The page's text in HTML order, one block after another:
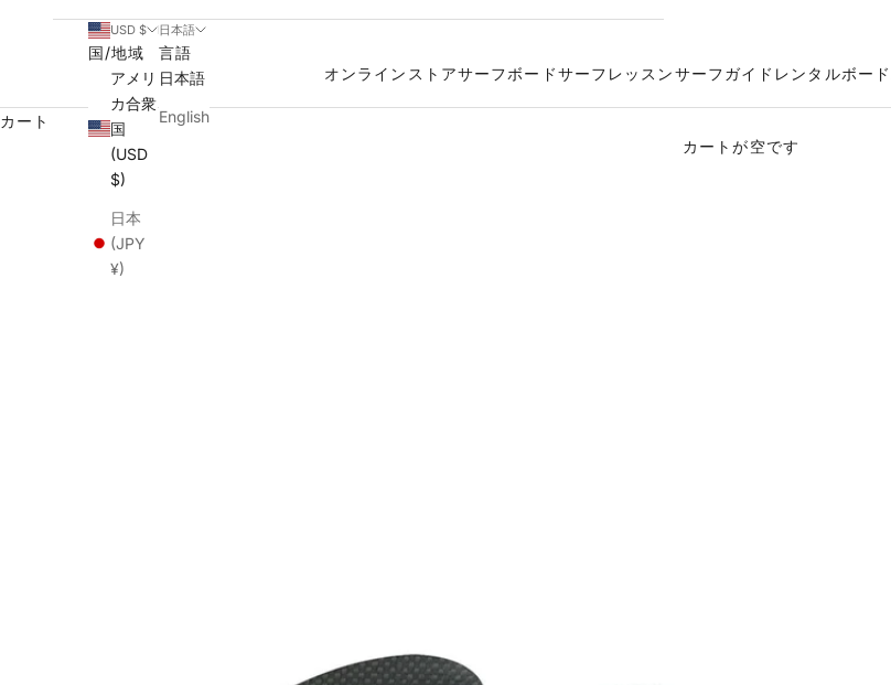
オンラインストアサーフボードサーフレッスンサーフガイド レンタルボード
USD $
国/地域
アメリ
カ合衆
国
(USD
$)
日本
(JPY
¥)
日本語
言語
日本語
English
カート
カートが空です